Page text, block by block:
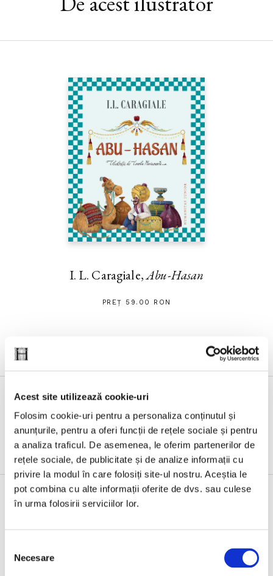
Acest site utilizează cookie-uri
Folosim cookie-uri pentru a personaliza conținutul și
anunțurile, pentru a oferi funcții de rețele sociale și pentru
a analiza traficul. De asemenea, le oferim partenerilor de
rețele sociale, de publicitate și de analize informații cu
privire la modul în care folosiți site-ul nostru. Aceștia le
pot combina cu alte informații oferite de dvs. sau culese
în urma folosirii serviciilor lor.
consimțământului
Necesare
I. L. Caragiale,Abu-Hasan
PREȚ 59.00 RON
Evenimente
Humanitas Junior la Bookfest 2026, 3–7 iunie